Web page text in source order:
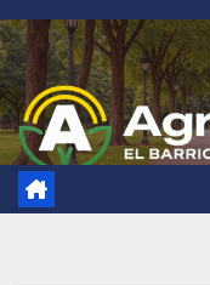
Saltar
al
contenido